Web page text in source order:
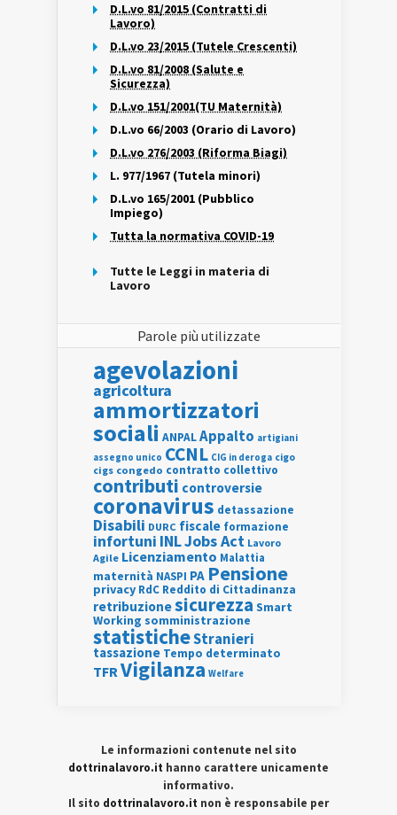
D.L.vo 81/2015 (Contratti di
Lavoro)
D.L.vo 23/2015 (Tutele Crescenti)
D.L.vo 81/2008 (Salute e
Sicurezza)
D.L.vo 151/2001(TU Maternità)
D.L.vo 66/2003 (Orario di Lavoro)
D.L.vo 276/2003 (Riforma Biagi)
L. 977/1967 (Tutela minori)
D.L.vo 165/2001 (Pubblico
Impiego)
Tutta la normativa COVID-19
Tutte le Leggi in materia di
Lavoro
Parole più utilizzate
agevolazioni
agricoltura
ammortizzatori
sociali ANPALAppalto artigiani
assegno unico CCNL CIG in deroga cigo
cigs congedo contratto collettivo
contributi controversie
coronavirus detassazione
Disabili DURC fiscale formazione
infortuni INLJobs Act Lavoro
Agile Licenziamento Malattia
maternità NASPI PA Pensione
privacy RdC Reddito di Cittadinanza
retribuzionesicurezza Smart
Working somministrazione
statisticheStranieri
tassazione Tempo determinato
TFRVigilanza Welfare
Le informazioni contenute nel sito
dottrinalavoro.it hanno carattere unicamente
informativo.
Il sito dottrinalavoro.it non è responsabile per